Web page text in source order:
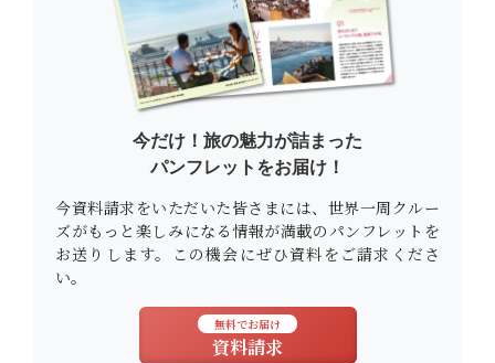
今だけ！旅の魅力が詰まった
パンフレットをお届け！
今資料請求をいただいた皆さまには、世界一周クルー
ズがもっと楽しみになる情報が満載のパンフレットを
お送りします。この機会にぜひ資料をご請求くださ
い。
無料でお届け
資料請求